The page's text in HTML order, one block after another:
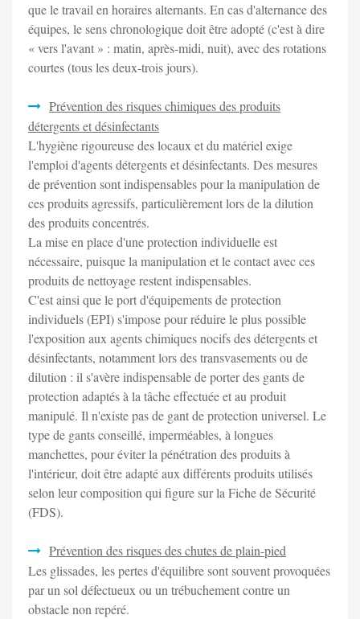
que le travail en horaires alternants. En cas d'alternance des
équipes, le sens chronologique doit être adopté (c'est à dire
« vers l'avant » : matin, après-midi, nuit), avec des rotations
courtes (tous les deux-trois jours).
Prévention des risques chimiques des produits
détergents et désinfectants
L'hygiène rigoureuse des locaux et du matériel exige
l'emploi d'agents détergents et désinfectants. Des mesures
de prévention sont indispensables pour la manipulation de
ces produits agressifs, particulièrement lors de la dilution
des produits concentrés.
La mise en place d'une protection individuelle est
nécessaire, puisque la manipulation et le contact avec ces
produits de nettoyage restent indispensables.
C'est ainsi que le port d'équipements de protection
individuels (EPI) s'impose pour réduire le plus possible
l'exposition aux agents chimiques nocifs des détergents et
désinfectants, notamment lors des transvasements ou de
dilution : il s'avère indispensable de porter des gants de
protection adaptés à la tâche effectuée et au produit
manipulé. Il n'existe pas de gant de protection universel. Le
type de gants conseillé, imperméables, à longues
manchettes, pour éviter la pénétration des produits à
l'intérieur, doit être adapté aux différents produits utilisés
selon leur composition qui figure sur la Fiche de Sécurité
(FDS).
Prévention des risques des chutes de plain-pied
Les glissades, les pertes d'équilibre sont souvent provoquées
par un sol défectueux ou un trébuchement contre un
obstacle non repéré.